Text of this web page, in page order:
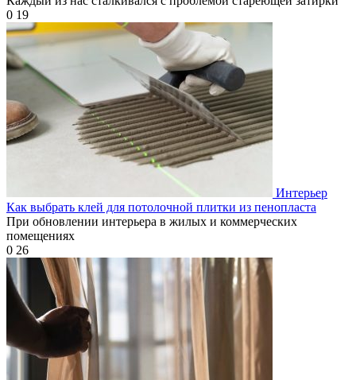
0 19
Интерьер
Как выбрать клей для потолочной плитки из пенопласта
При обновлении интерьера в жилых и коммерческих
помещениях
0 26